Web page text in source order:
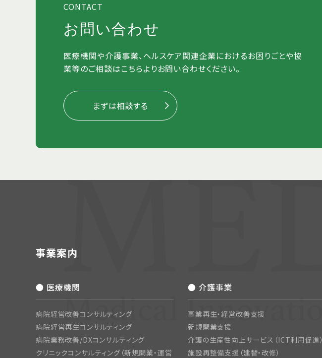
CONTACT
お問い合わせ
医療機関や介護事業、ヘルスケア関連企業におけるお困りごとや協
業等のご相談はこちらよりお問い合わせください。
まずは相談する
事業案内
● 医療機関
病院経営改善コンサルティング
病院経営再生コンサルティング
病院業務改善/DXコンサルティング
クリニックコンサルティング（新規開業・運営
● 介護事業
事業再生・経営改善支援
新規開業支援
介護の生産性向上サービス（ICT利用促進）
施設再整備支援（建替・改修）